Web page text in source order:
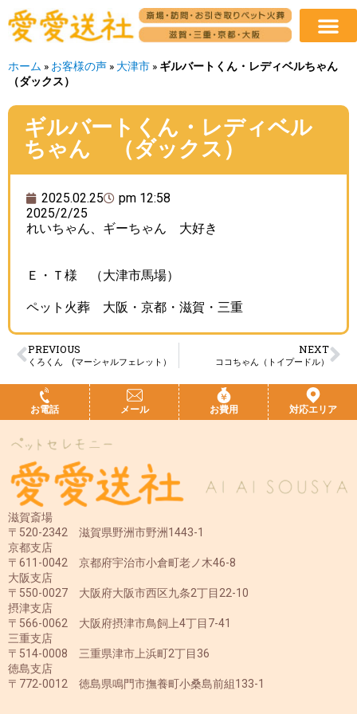
ホーム » お客様の声 » 大津市 » ギルバートくん・レディベルちゃん
（ダックス）
ギルバートくん・レディベル
ちゃん （ダックス）
2025.02.25
pm 12:58
2025/2/25
れいちゃん、ギーちゃん 大好き
Ｅ・Ｔ様 （大津市馬場）
ペット火葬 大阪・京都・滋賀・三重
PREVIOUS
くろくん (マーシャルフェレット）
NEXT
ココちゃん（トイプードル）
お電話 メール お費用 対応エリア
滋賀斎場
〒520-2342 滋賀県野洲市野洲1443-1
京都支店
〒611-0042 京都府宇治市小倉町老ノ木46-8
大阪支店
〒550-0027 大阪府大阪市西区九条2丁目22-10
摂津支店
〒566-0062 大阪府摂津市鳥飼上4丁目7-41
三重支店
〒514-0008 三重県津市上浜町2丁目36
徳島支店
〒772-0012 徳島県鳴門市撫養町小桑島前組133-1